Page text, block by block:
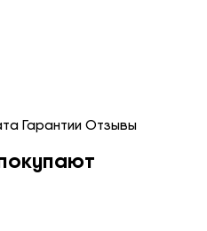
Гарантии Отзывы